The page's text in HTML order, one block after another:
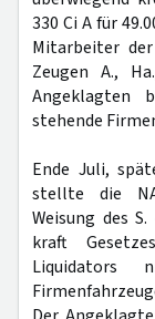
330 Ci A für
Mitarbeiter
Zeugen A.,
Angeklagten
stehende
Ende Juli,
stellte die
Weisung des
kraft